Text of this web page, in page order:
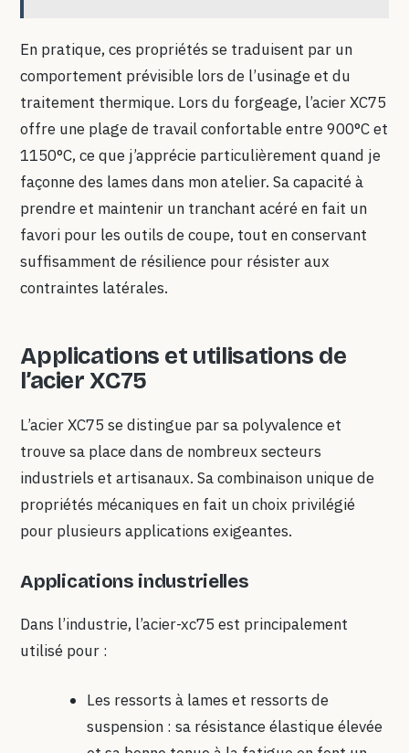
En pratique, ces propriétés se traduisent par un
comportement prévisible lors de l’usinage et du
traitement thermique. Lors du forgeage, l’acier XC75
offre une plage de travail confortable entre 900°C et
1150°C, ce que j’apprécie particulièrement quand je
façonne des lames dans mon atelier. Sa capacité à
prendre et maintenir un tranchant acéré en fait un
favori pour les outils de coupe, tout en conservant
suffisamment de résilience pour résister aux
contraintes latérales.
Applications et utilisations de
l’acier XC75
L’acier XC75 se distingue par sa polyvalence et
trouve sa place dans de nombreux secteurs
industriels et artisanaux. Sa combinaison unique de
propriétés mécaniques en fait un choix privilégié
pour plusieurs applications exigeantes.
Applications industrielles
Dans l’industrie, l’acier-xc75 est principalement
utilisé pour :
Les ressorts à lames et ressorts de
suspension : sa résistance élastique élevée